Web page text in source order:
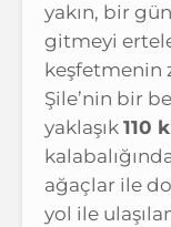
yakın, bir
gitmeyi
keşfetmenin
Şile’nin bir
yaklaşık 110
ağaçlar ile
yol ile